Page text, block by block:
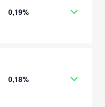
0,19%
0,18%